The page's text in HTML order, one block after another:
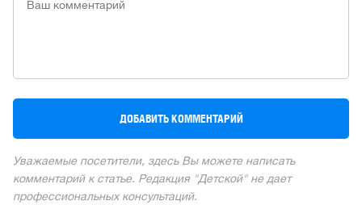
Уважаемые посетители, здесь Вы можете написать
комментарий к статье. Редакция "Детской" не дает
профессиональных консультаций.